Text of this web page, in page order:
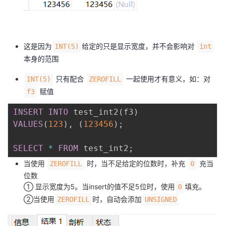
这是因为 INT(5) 给定的只是显示宽度，并不会影响对 int
本身的范围
INT(5) 只有配合 ZEROFILL 一起使用才有意义，如：对
f3 赋值
INSERT INTO test_int2 ( f3 )
VALUES ( 123 ) , ( 123456 ) ;
SELECT * FROM test_int2 ;
当使用 ZEROFILL 时，当不足给定的位数时，补充 0
充当
位数
① 显示宽度为5。当insert的值不足5位时，使用 0 填充。
②当使用 ZEROFILL 时，自动会添加 UNSIGNED